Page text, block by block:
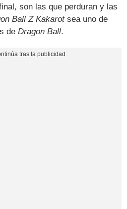
son las que perduran y las
Ball Z Kakarotsea uno de
deDragon Ball.